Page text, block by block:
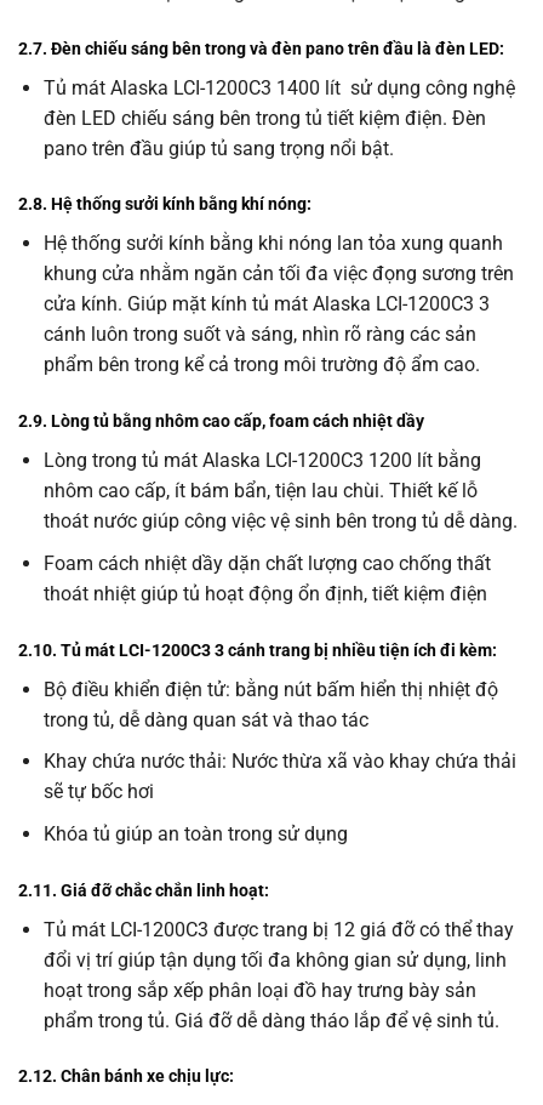
2.7. Đèn chiếu sáng bên trong và đèn pano trên đầu là đèn LED:
Tủ mát Alaska LCI-1200C3 1400 lít sử dụng công nghệ
đèn LED chiếu sáng bên trong tủ tiết kiệm điện. Đèn
pano trên đầu giúp tủ sang trọng nổi bật.
2.8. Hệ thống sưởi kính bằng khí nóng:
Hệ thống sưởi kính bằng khi nóng lan tỏa xung quanh
khung cửa nhằm ngăn cản tối đa việc đọng sương trên
cửa kính. Giúp mặt kính tủ mát Alaska LCI-1200C3 3
cánh luôn trong suốt và sáng, nhìn rõ ràng các sản
phẩm bên trong kể cả trong môi trường độ ẩm cao.
2.9. Lòng tủ bằng nhôm cao cấp, foam cách nhiệt dầy
Lòng trong tủ mát Alaska LCI-1200C3 1200 lít bằng
nhôm cao cấp, ít bám bẩn, tiện lau chùi. Thiết kế lỗ
thoát nước giúp công việc vệ sinh bên trong tủ dễ dàng.
Foam cách nhiệt dầy dặn chất lượng cao chống thất
thoát nhiệt giúp tủ hoạt động ổn định, tiết kiệm điện
2.10. Tủ mát LCI-1200C3 3 cánh trang bị nhiều tiện ích đi kèm:
Bộ điều khiển điện tử: bằng nút bấm hiển thị nhiệt độ
trong tủ, dễ dàng quan sát và thao tác
Khay chứa nước thải: Nước thừa xã vào khay chứa thải
sẽ tự bốc hơi
Khóa tủ giúp an toàn trong sử dụng
2.11. Giá đỡ chắc chắn linh hoạt:
Tủ mát LCI-1200C3 được trang bị 12 giá đỡ có thể thay
đổi vị trí giúp tận dụng tối đa không gian sử dụng, linh
hoạt trong sắp xếp phân loại đồ hay trưng bày sản
phẩm trong tủ. Giá đỡ dễ dàng tháo lắp để vệ sinh tủ.
2.12. Chân bánh xe chịu lực: